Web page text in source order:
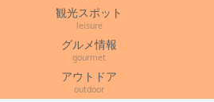
観光スポット
leisure
グルメ情報
gourmet
アウトドア
outdoor